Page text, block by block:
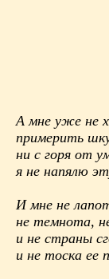
А мне уже не
примерить
ни с горя от
я не напялю
И мне не
не темнота,
и не страны
и не тоска ее